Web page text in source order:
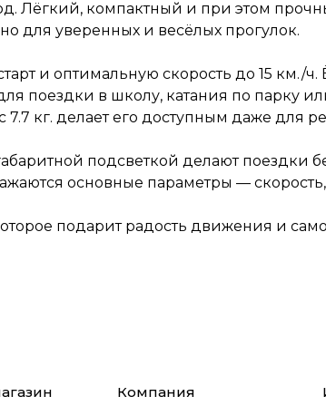
основные параметры — скорость, заряд
детей, которое подарит радость движения
безопасности и надёжности транспорта.
Лёгкий, компактный и при этом
для уверенных и весёлых прогулок.
и оптимальную скорость до 15 км./
поездки в школу, катания по парку
7.7 кг. делает его доступным даже для
подсветкой делают поездки
основные параметры —
подарит радость движения и
Компания